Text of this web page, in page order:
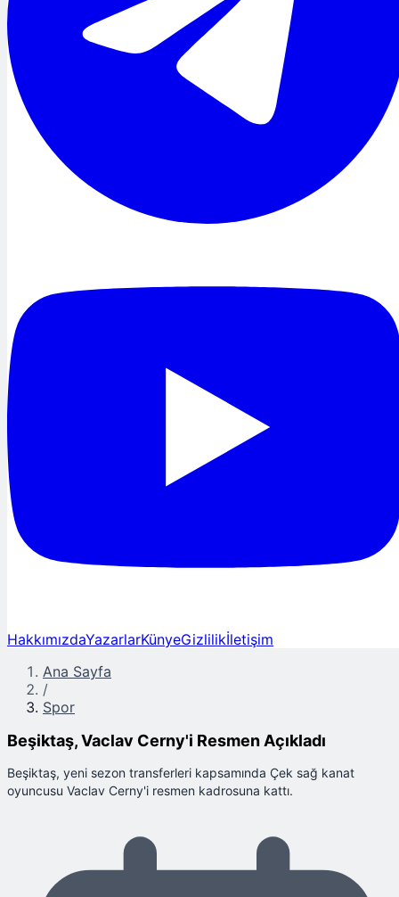
HakkımızdaYazarlarKünyeGizlilikİletişim
Ana Sayfa
/
Spor
Beşiktaş, Vaclav Cerny'i Resmen Açıkladı
Beşiktaş, yeni sezon transferleri kapsamında Çek sağ kanat
oyuncusu Vaclav Cerny'i resmen kadrosuna kattı.